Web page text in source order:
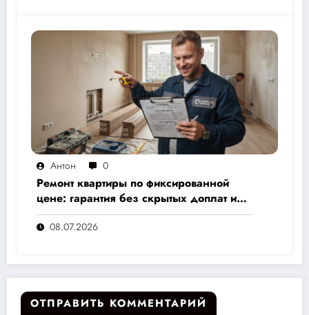
Антон 0
Ремонт квартиры по фиксированной
цене: гарантия без скрытых доплат и
переплат
08.07.2026
ОТПРАВИТЬ КОММЕНТАРИЙ